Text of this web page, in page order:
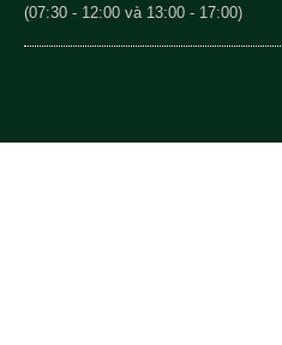
(07:30 - 12:00 và 13:00 - 17:00)